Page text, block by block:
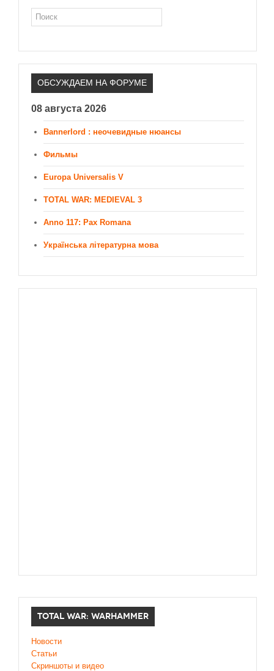
Поиск
ОБСУЖДАЕМ НА ФОРУМЕ
08 августа 2026
Bannerlord : неочевидные нюансы
Фильмы
Europa Universalis V
TOTAL WAR: MEDIEVAL 3
Anno 117: Pax Romana
Українська літературна мова
TOTAL WAR: WARHAMMER
Новости
Статьи
Скриншоты и видео